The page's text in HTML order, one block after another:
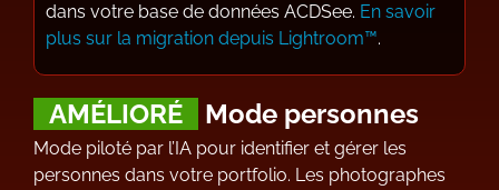
dans votre base de données ACDSee. En savoir
plus sur la migration depuis Lightroom™.
AMÉLIORÉ Mode personnes
Mode piloté par l’IA pour identifier et gérer les
personnes dans votre portfolio. Les photographes